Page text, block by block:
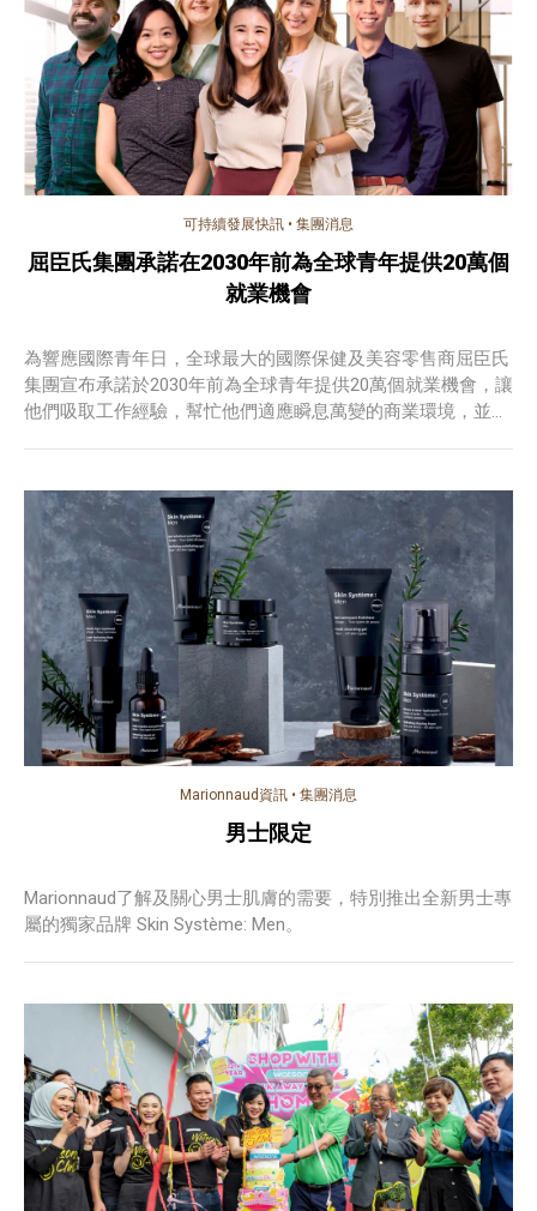
可持續發展快訊 • 集團消息
屈臣氏集團承諾在2030年前為全球青年提供20萬個
就業機會
為響應國際青年日，全球最大的國際保健及美容零售商屈臣氏
集團宣布承諾於2030年前為全球青年提供20萬個就業機會，讓
他們吸取工作經驗，幫忙他們適應瞬息萬變的商業環境，並在
Marionnaud資訊 • 集團消息
男士限定
Marionnaud了解及關心男士肌膚的需要，特別推出全新男士專
屬的獨家品牌 Skin Système: Men。